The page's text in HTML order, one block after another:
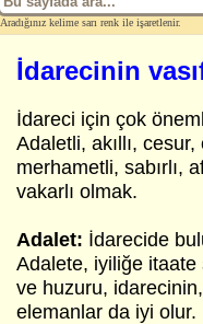
Aradığınız kelime sarı renk ile işaretlenir.
İdarecinin
İdareci için çok
Adaletli, akıllı,
merhametli, sabırlı,
vakarlı olmak.
Adalet: İdarecide
Adalete, iyiliğe itaate
ve huzuru,
elemanlar da iyi olur.